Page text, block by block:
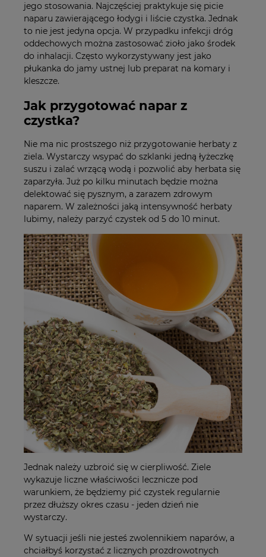
jego stosowania. Najczęściej praktykuje się picie
naparu zawierającego łodygi i liście czystka. Jednak
to nie jest jedyna opcja. W przypadku infekcji dróg
oddechowych można zastosować zioło jako środek
do inhalacji. Często wykorzystywany jest jako
płukanka do jamy ustnej lub preparat na komary i
kleszcze.
Jak przygotować napar z
czystka?
Nie ma nic prostszego niż przygotowanie herbaty z
ziela. Wystarczy wsypać do szklanki jedną łyżeczkę
suszu i zalać wrzącą wodą i pozwolić aby herbata się
zaparzyła. Już po kilku minutach będzie można
delektować się pysznym, a zarazem zdrowym
naparem. W zależności jaką intensywność herbaty
lubimy, należy parzyć czystek od 5 do 10 minut.
Jednak należy uzbroić się w cierpliwość. Ziele
wykazuje liczne właściwości lecznicze pod
warunkiem, że będziemy pić czystek regularnie
przez dłuższy okres czasu - jeden dzień nie
wystarczy.
W sytuacji jeśli nie jesteś zwolennikiem naparów, a
chciałbyś korzystać z licznych prozdrowotnych